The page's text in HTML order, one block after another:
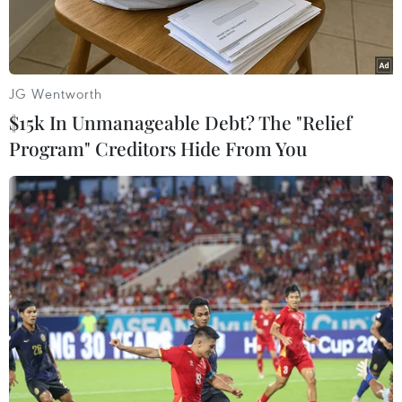
và doanh nghiệp ở địabàn khó khăn.
Cũng theo ông Nam, Tổng cục Thuế đã thành lập
tổ công tác đi nắm tình hìnhthực tế các địa bàn
(Hà Nội, Thànhphố Hồ Chí Minh, Khánh Hòa, Đà
Nẵng…), các địa bàn khó khăn (Lai Châu, Yên
Bái,An Giang…) để chỉ đạo và có giải pháp cụ
thể hướng dẫn số doanh nghiệp siêu nhỏchuyển
đổi sang đặt in hoặc tự in hóa đơn.
Bên cạnh đó, cơ quan thuế các cấp cũng sẽ chủ
động phối hợp và cho phép các nhàin đủ điều
kiện, các doanh nghiệp cung cấp phần mềm in
hóa đơn thành lập tổtriển khai cung cấp dịch vụ
đặt in, tự in tại bộ phận một cửa hoặc nơi bán
JG Wentworth
$15k In Unmanageable Debt? The "Relief
Program" Creditors Hide From You